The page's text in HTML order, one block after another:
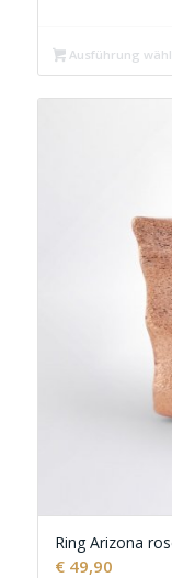
Ausführung
Ring Arizona
€49,90